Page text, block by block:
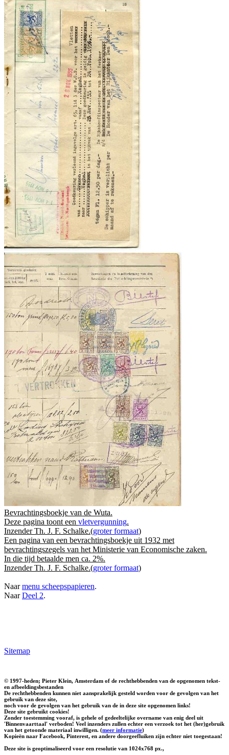
Bevrachtingsboekje van de Wuta.
Deze pagina toont een vletvergunning.
Inzender Th. J. F. Schalke.(groter formaat)
Een pagina van een bevrachtingsboekje uit 1932 met
bevrachtingszegels van het Ministerie van Economische zaken.
In die tijd betaalde men ca. 2%.
Inzender Th. J. F. Schalke.(groter formaat)
Naarmenu scheepspapieren.
NaarDeel 2.
Sitemap
© 1997-heden; Pieter Klein, Amsterdam of de rechthebbenden van de opgenomen tekst-
en afbeeldingsbestanden
De rechthebbenden kunnen niet aansprakelijk gesteld worden voor de gevolgen van het
gebruik van deze site,
noch voor de gevolgen van het gebruik van de in deze site opgenomen links!
Deze site gebruikt cookies!
Zonder toestemming vooraf, is gehele of gedeeltelijke overname van enig deel uit
'Binnenvaarttaal' verboden! Veel inzenders zullen echter een verzoek tot het (her)gebruik
van het getoonde materiaal inwilligen. (meer informatie)
Kopieën naar Facebook, Pinterest, en andere doorgeefluiken zijn echter niet toegestaan!
Deze site is geoptimaliseerd voor een resolutie van 1024x768 px.,